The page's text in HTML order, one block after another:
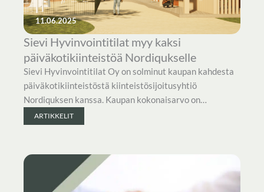
Sievi Hyvinvointitilat myy kaksi
päiväkotikiinteistöä Nordiqukselle
Sievi Hyvinvointitilat Oy on solminut kaupan kahdesta
päiväkotikiinteistöstä kiinteistösijoitusyhtiö
Nordiquksen kanssa. Kaupan kokonaisarvo on…
11.06.2025
ARTIKKELIT